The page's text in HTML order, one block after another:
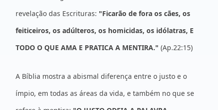
revelação das Escrituras: "Ficarão de fora os cães, os
feiticeiros, os adúlteros, os homicidas, os idólatras, E
TODO O QUE AMA E PRATICA A MENTIRA." (Ap.22:15)
A Bíblia mostra a abismal diferença entre o justo e o
ímpio, em todas as áreas da vida, e também no que se